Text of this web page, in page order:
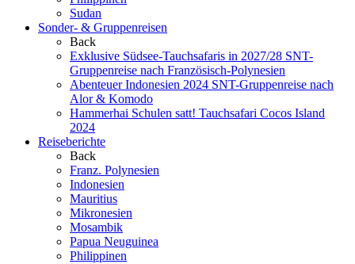
Sudan
Sonder- & Gruppenreisen
Back
Exklusive Südsee-Tauchsafaris in 2027/28 SNT-
Gruppenreise nach Französisch-Polynesien
Abenteuer Indonesien 2024 SNT-Gruppenreise nach
Alor & Komodo
Hammerhai Schulen satt! Tauchsafari Cocos Island
2024
Reiseberichte
Back
Franz. Polynesien
Indonesien
Mauritius
Mikronesien
Mosambik
Papua Neuguinea
Philippinen